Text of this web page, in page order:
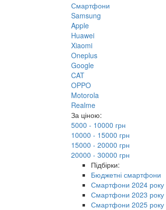
Смартфони
Samsung
Apple
Huawei
Xiaomi
Oneplus
Google
CAT
OPPO
Motorola
Realme
За ціною:
5000 - 10000 грн
10000 - 15000 грн
15000 - 20000 грн
20000 - 30000 грн
Підбірки:
Бюджетні смартфони
Смартфони 2024 року
Смартфони 2023 року
Смартфони 2025 року